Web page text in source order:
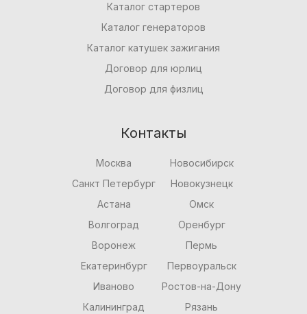
Каталог стартеров
Каталог генераторов
Каталог катушек зажигания
Договор для юрлиц
Договор для физлиц
Контакты
Москва
Санкт Петербург
Астана
Волгоград
Воронеж
Екатеринбург
Иваново
Калининград
Новосибирск
Новокузнецк
Омск
Оренбург
Пермь
Первоуральск
Ростов-на-Дону
Рязань